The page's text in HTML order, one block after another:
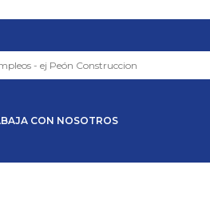
CON NOSOTROS